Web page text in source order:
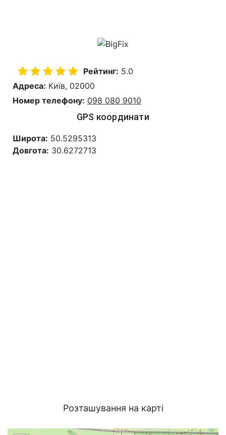
Рейтинг: 5.0
Адреса: Київ, 02000
Номер телефону: 098 080 9010
GPS координати
Широта: 50.5295313
Довгота: 30.6272713
Розташування на карті